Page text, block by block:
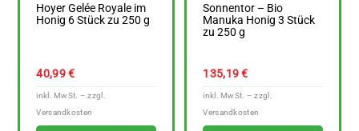
Hoyer Gelée Royale im
Honig 6 Stück zu 250 g
40,99€
Sonnentor – Bio
Manuka Honig 3 Stück
zu 250 g
135,19€